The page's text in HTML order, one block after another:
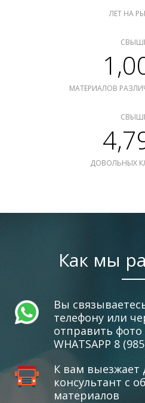
ЛЕТ НА
МАТЕРИАЛОВ
ДОВОЛЬНЫХ
Как мы
Вы
телефону или
отправить
WHATSAPP 8
К вам выезжает
консультант с
материалов